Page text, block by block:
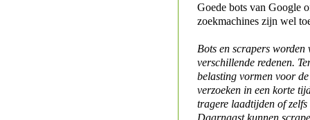
Goede bots van Google
zoekmachines zijn wel
Bots en scrapers worden
verschillende redenen.
belasting vormen voor
verzoeken in een korte
tragere laadtijden of